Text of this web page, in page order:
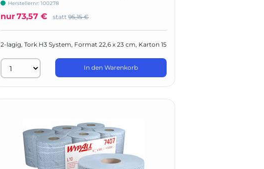
Herstellernr: 100278
nur73,57 € statt 95,15 €
2-lagig, Tork H3 System, Format 22,6 x 23 cm, Karton 15
In den Warenkorb